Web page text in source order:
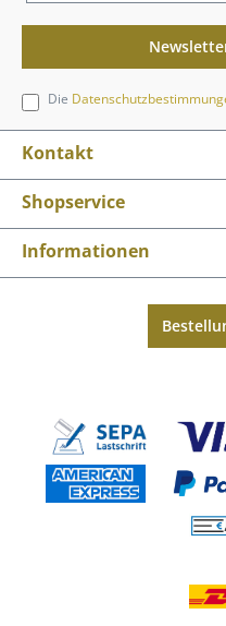
Die
Kontakt
Shopservice
Informationen